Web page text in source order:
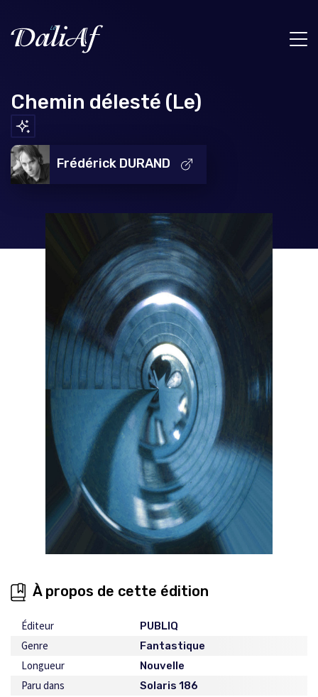
Chemin délesté (Le)
Frédérick DURAND
À propos de cette édition
Éditeur PUBLIQ
Genre Fantastique
Longueur Nouvelle
Paru dans Solaris 186